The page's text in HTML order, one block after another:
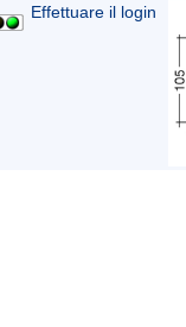
Effettuare il login